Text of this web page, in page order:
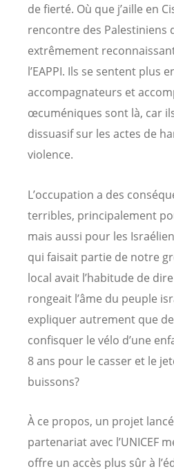
de fierté. Où que j’aille en
rencontre des Palestiniens
extrêmement
l’EAPPI. Ils se sentent plus
accompagnateurs et
œcuméniques sont là, car
dissuasif sur les actes de
violence.
L’occupation a des
terribles, principalement
mais aussi pour les
qui faisait partie de notre
local avait l’habitude de
rongeait l’âme du peuple
expliquer autrement que
confisquer le vélo d’une
8 ans pour le casser et le
buissons?
À ce propos, un projet
partenariat avec l’UNICEF
offre un accès plus sûr à